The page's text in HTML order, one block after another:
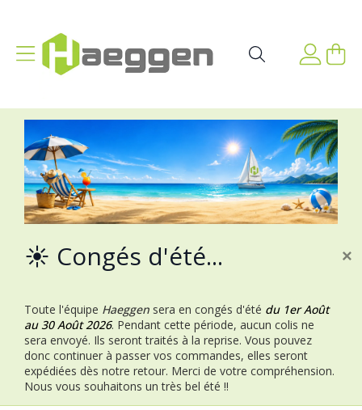
Affichage navigation Mon
☀️ Congés d'été...
Toute l'équipe Haeggen sera en congés d'été du 1er Août
au 30 Août 2026. Pendant cette période, aucun colis ne
sera envoyé. Ils seront traités à la reprise. Vous pouvez
donc continuer à passer vos commandes, elles seront
expédiées dès notre retour. Merci de votre compréhension.
Nous vous souhaitons un très bel été !!
×